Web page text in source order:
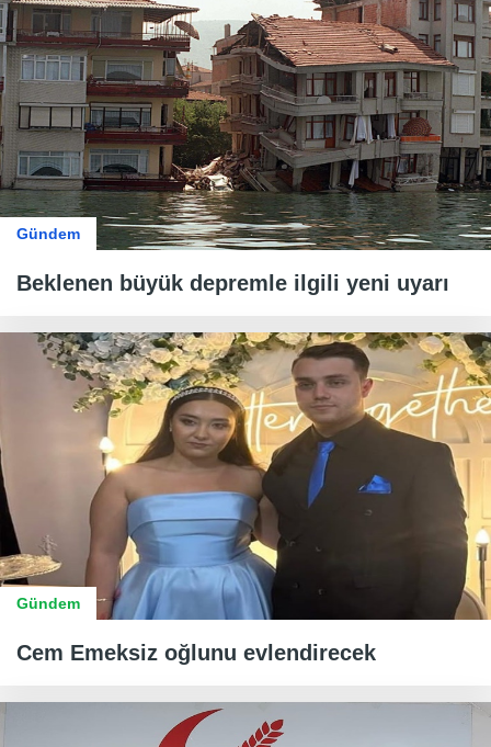
Gündem
Beklenen büyük depremle ilgili yeni uyarı
Gündem
Cem Emeksiz oğlunu evlendirecek